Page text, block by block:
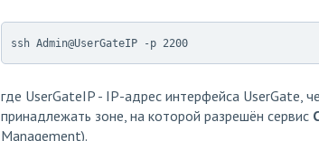
ssh Admin@UserGateIP -p 2200
где UserGateIP - IP-адрес интерфейса UserGate,
принадлежать зоне, на которой разрешён сервис
Management).